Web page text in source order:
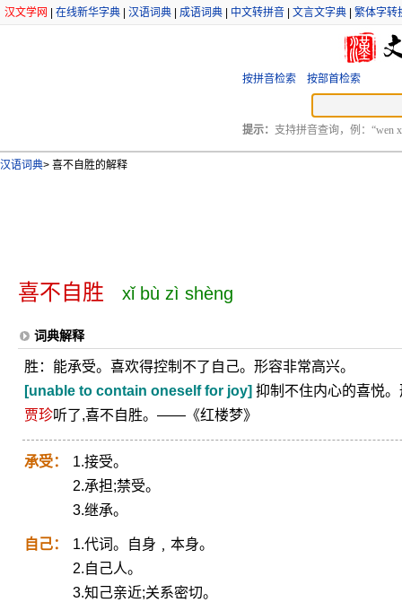
汉文学网 在线新华字典 汉语词典 成语词典 中文转拼音 文言文字典 繁体字转
按拼音检索 按部首检索
提示： 支持拼音查询，例：“wen
汉语词典> 喜不自胜的解释
喜不自胜 xǐ bù zì shèng
词典解释
胜：能承受。喜欢得控制不了自己。形容非常高兴。
[unable to contain oneself for joy] 抑制不住内心的喜悦
贾珍听了,喜不自胜。——《红楼梦》
承受：
1.接受。
2.承担;禁受。
3.继承。
自己：
1.代词。自身﹐本身。
2.自己人。
3.知己亲近;关系密切。